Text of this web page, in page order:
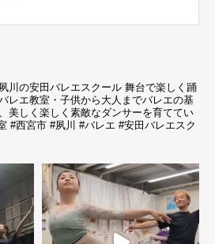
川の安田バレエスクール 舞台で楽しく踊
レエ教室・子供から大人までバレエの基
美しく楽しく素敵なダンサーを育ててい
#西宮市 #夙川 #バレエ #安田バレエスク